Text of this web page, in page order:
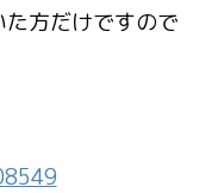
方だけですので